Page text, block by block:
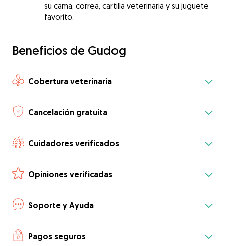
su cama, correa, cartilla veterinaria y su juguete
favorito.
Beneficios de Gudog
Cobertura veterinaria
Cancelación gratuita
Cuidadores verificados
Opiniones verificadas
Soporte y Ayuda
Pagos seguros